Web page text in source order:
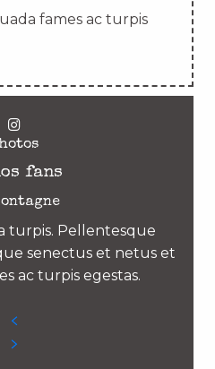
fames ac turpis
fans
turpis. Pellentesque
senectus et netus et
ac turpis egestas.